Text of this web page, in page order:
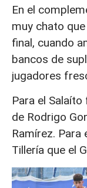
En el
muy chato
final, cuando
bancos de
jugadores
Para el
de Rodrigo
Ramírez. Para
Tillería que el